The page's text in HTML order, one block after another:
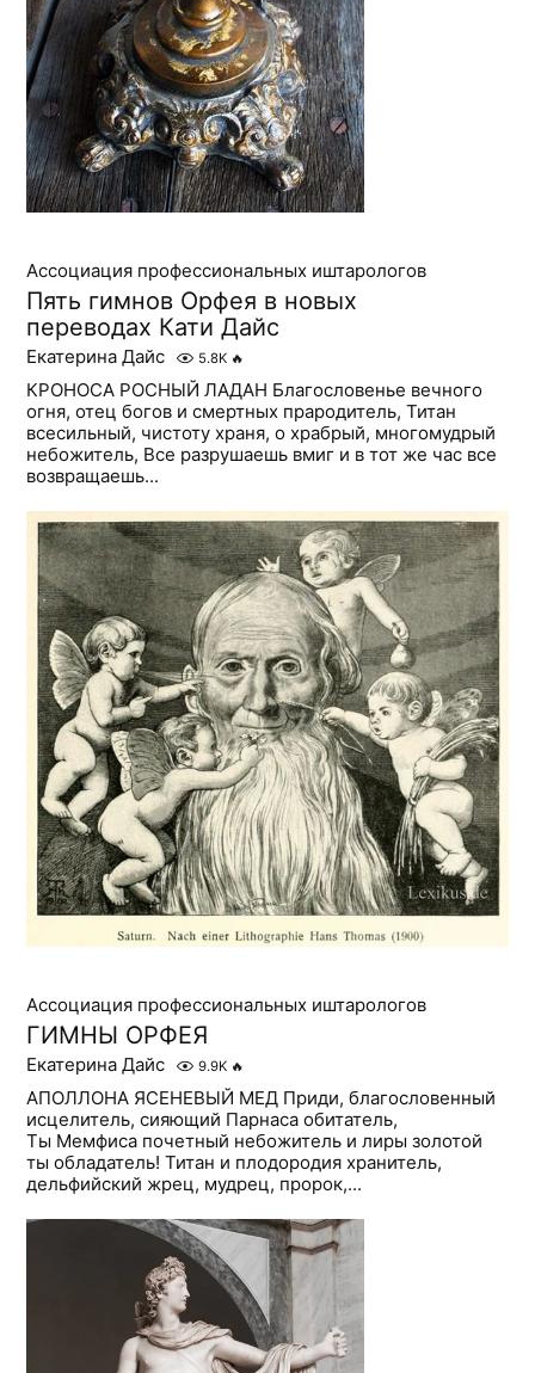
Ассоциация профессиональных иштарологов
Пять гимнов Орфея в новых
переводах Кати Дайс
Екатерина Дайс 5.8K 🔥
КРОНОСА РОСНЫЙ ЛАДАН Благословенье вечного
огня, отец богов и смертных прародитель, Титан
всесильный, чистоту храня, о храбрый, многомудрый
небожитель, Все разрушаешь вмиг и в тот же час все
возвращаешь...
Ассоциация профессиональных иштарологов
ГИМНЫ ОРФЕЯ
Екатерина Дайс 9.9K 🔥
АПОЛЛОНА ЯСЕНЕВЫЙ МЕД Приди, благословенный
исцелитель, сияющий Парнаса обитатель,
Ты Мемфиса почетный небожитель и лиры золотой
ты обладатель! Титан и плодородия хранитель,
дельфийский жрец, мудрец, пророк,...